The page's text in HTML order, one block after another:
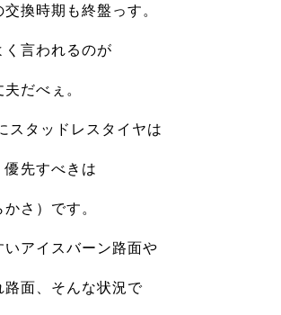
換時期も終盤っす。
く言われるのが
だべぇ。
スタッドレスタイヤは
優先すべきは
さ）です。
いアイスバーン路面や
面、 そんな状況で